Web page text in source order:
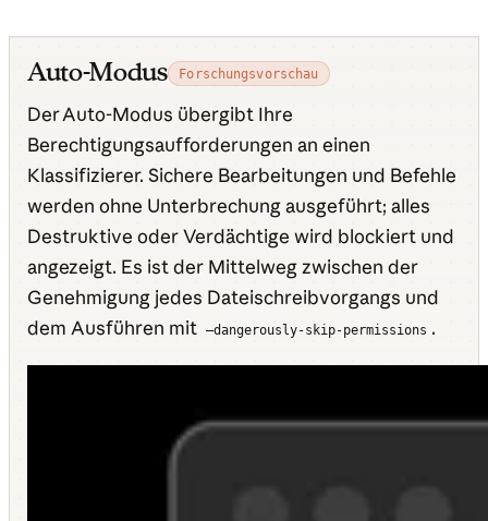
Auto-Modus Forschungsvorschau
Der Auto-Modus übergibt Ihre
Berechtigungsaufforderungen an einen
Klassifizierer. Sichere Bearbeitungen und Befehle
werden ohne Unterbrechung ausgeführt; alles
Destruktive oder Verdächtige wird blockiert und
angezeigt. Es ist der Mittelweg zwischen der
Genehmigung jedes Dateischreibvorgangs und
dem Ausführen mit —dangerously-skip-permissions .